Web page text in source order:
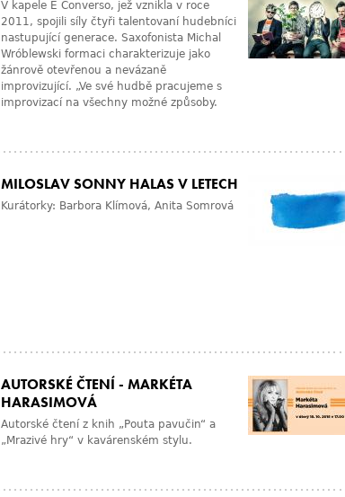
V kapele E Converso, jež vznikla v roce
2011, spojili síly čtyři talentovaní hudebníci
nastupující generace. Saxofonista Michal
Wróblewski formaci charakterizuje jako
žánrově otevřenou a nevázaně
improvizující. „Ve své hudbě pracujeme s
improvizací na všechny možné způsoby.
MILOSLAV SONNY HALAS V LETECH
Kurátorky: Barbora Klímová, Anita Somrová
AUTORSKÉ ČTENÍ - MARKÉTA
HARASIMOVÁ
Autorské čtení z knih „Pouta pavučin“ a
„Mrazivé hry“ v kavárenském stylu.